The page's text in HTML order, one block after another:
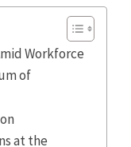
Workforce
of
at the